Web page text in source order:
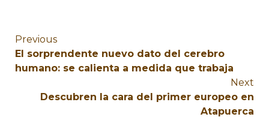
Previous
El sorprendente nuevo dato del cerebro
humano: se calienta a medida que trabaja
Next
Descubren la cara del primer europeo en
Atapuerca